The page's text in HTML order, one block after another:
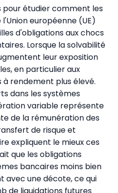
étudier comment les
européenne (UE)
d'obligations aux chocs
Lorsque la solvabilité
leur exposition
en particulier aux
rendement plus élevé.
dans les systèmes
variable représente
de la rémunération des
de risque et
expliquent le mieux ces
que les obligations
bancaires moins bien
avec une décote, ce qui